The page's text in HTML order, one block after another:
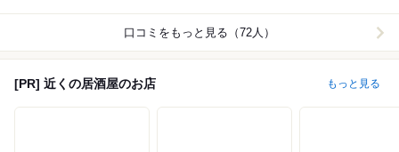
口コミをもっと見る（72人）
[PR] 近くの居酒屋のお店 もっと見る